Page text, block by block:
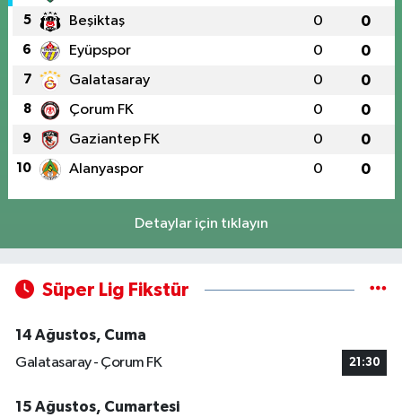
5 Beşiktaş 0 0
6 Eyüpspor 0 0
7 Galatasaray 0 0
8 Çorum FK 0 0
9 Gaziantep FK 0 0
10 Alanyaspor 0 0
Detaylar için tıklayın
Süper Lig Fikstür
14 Ağustos, Cuma
Galatasaray - Çorum FK
21:30
15 Ağustos, Cumartesi